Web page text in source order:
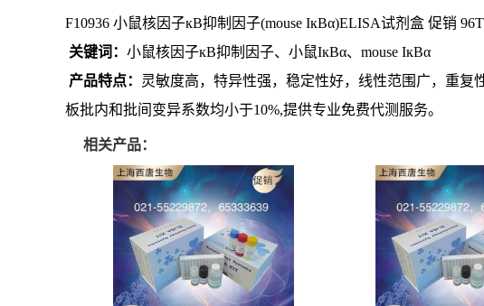
F10936 小鼠核因子кB抑制因子(mouse IкBα)ELISA试剂盒 促销
关键词： 小鼠核因子кB抑制因子、小鼠IкBα、mouse IкBα
产品特点： 灵敏度高，特异性强，稳定性好，线性范围广，重复
板批内和批间变异系数均小于10%,提供专业免费代测服务。
相关产品：